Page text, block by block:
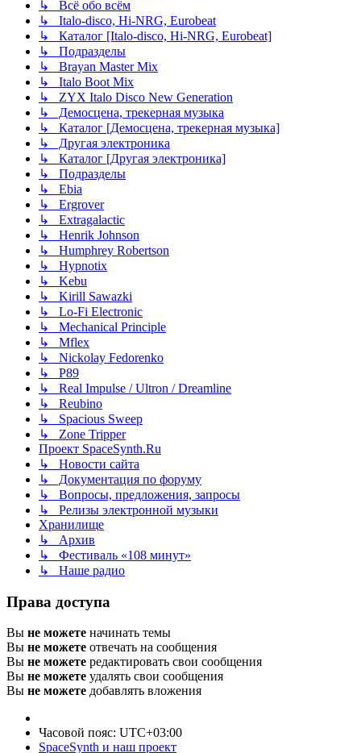
↳ Всё обо всём
↳ Italo-disco, Hi-NRG, Eurobeat
↳ Каталог [Italo-disco, Hi-NRG, Eurobeat]
↳ Подразделы
↳ Brayan Master Mix
↳ Italo Boot Mix
↳ ZYX Italo Disco New Generation
↳ Демосцена, трекерная музыка
↳ Каталог [Демосцена, трекерная музыка]
↳ Другая электроника
↳ Каталог [Другая электроника]
↳ Подразделы
↳ Ebia
↳ Ergrover
↳ Extragalactic
↳ Henrik Johnson
↳ Humphrey Robertson
↳ Hypnotix
↳ Kebu
↳ Kirill Sawazki
↳ Lo-Fi Electronic
↳ Mechanical Principle
↳ Mflex
↳ Nickolay Fedorenko
↳ P89
↳ Real Impulse / Ultron / Dreamline
↳ Reubino
↳ Spacious Sweep
↳ Zone Tripper
Проект SpaceSynth.Ru
↳ Новости сайта
↳ Документация по форуму
↳ Вопросы, предложения, запросы
↳ Релизы электронной музыки
Хранилище
↳ Архив
↳ Фестиваль «108 минут»
↳ Наше радио
Права доступа
Вы не можете начинать темы
Вы не можете отвечать на сообщения
Вы не можете редактировать свои сообщения
Вы не можете удалять свои сообщения
Вы не можете добавлять вложения
Часовой пояс: UTC+03:00
SpaceSynth и наш проект